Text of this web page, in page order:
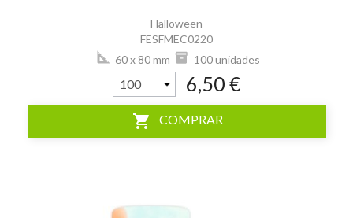
Halloween
FESFMEC0220
60 x 80 mm
100 unidades
6,50 €
shopping_cart COMPRAR